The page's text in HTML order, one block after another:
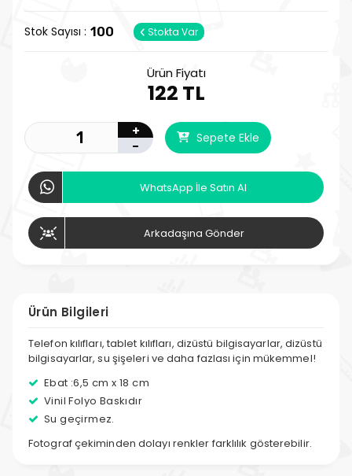
Stok Sayısı : 100 Stokta Var
Ürün Fiyatı
122 TL
+
-
Sepete Ekle
WhatsApp İle Satın Al
Arkadaşına Gönder
Ürün Bilgileri
Telefon kılıfları, tablet kılıfları, dizüstü bilgisayarlar, dizüstü
bilgisayarlar, su şişeleri ve daha fazlası için mükemmel!
Ebat :6,5 cm x 18 cm
Vinil Folyo Baskıdır
Su geçirmez.
Fotograf çekiminden dolayı renkler farklılık gösterebilir.